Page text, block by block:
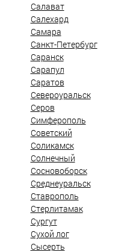
Салават
Салехард
Самара
Санкт-Петербург
Саранск
Сарапул
Саратов
Североуральск
Серов
Симферополь
Советский
Соликамск
Солнечный
Сосновоборск
Среднеуральск
Ставрополь
Стерлитамак
Сургут
Сухой лог
Сысерть